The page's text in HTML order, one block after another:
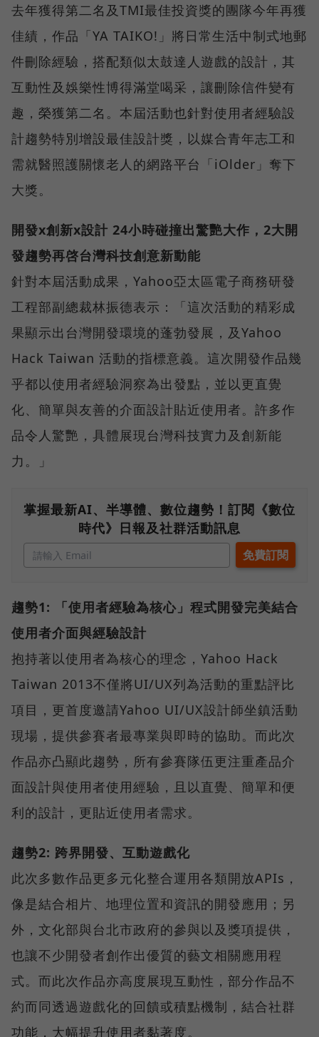
去年獲得第二名及TMI最佳投資獎的團隊今年再獲
佳績，作品「YA TAIKO!」將日常生活中制式地郵
件刪除經驗，搭配類似太鼓達人遊戲的設計，其
互動性及娛樂性博得滿堂喝采，讓刪除信件變有
趣，榮獲第二名。本屆活動也針對使用者經驗設
計趨勢特別增設最佳設計獎，以媒合青年志工和
需就醫照護關懷老人的網路平台「iOlder」奪下
大獎。
開發x創新x設計 24小時碰撞出驚艷大作，2大開
發趨勢再啓台灣科技創意新動能
針對本屆活動成果，Yahoo亞太區電子商務研發
工程部副總裁林振德表示：「這次活動的精彩成
果顯示出台灣開發環境的蓬勃發展，及Yahoo
Hack Taiwan 活動的指標意義。這次開發作品幾
乎都以使用者經驗洞察為出發點，並以更直覺
化、簡單與友善的介面設計貼近使用者。許多作
品令人驚艷，具體展現台灣科技實力及創新能
力。」
掌握最新AI、半導體、數位趨勢！訂閱《數位
時代》日報及社群活動訊息
趨勢1: 「使用者經驗為核心」程式開發完美結合
使用者介面與經驗設計
抱持著以使用者為核心的理念，Yahoo Hack
Taiwan 2013不僅將UI/UX列為活動的重點評比
項目，更首度邀請Yahoo UI/UX設計師坐鎮活動
現場，提供參賽者最專業與即時的協助。而此次
作品亦凸顯此趨勢，所有參賽隊伍更注重產品介
面設計與使用者使用經驗，且以直覺、簡單和便
利的設計，更貼近使用者需求。
趨勢2: 跨界開發、互動遊戲化
此次多數作品更多元化整合運用各類開放APIs，
像是結合相片、地理位置和資訊的開發應用；另
外，文化部與台北市政府的參與以及獎項提供，
也讓不少開發者創作出優質的藝文相關應用程
式。而此次作品亦高度展現互動性，部分作品不
約而同透過遊戲化的回饋或積點機制，結合社群
功能，大幅提升使用者黏著度。